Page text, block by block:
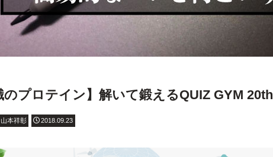
のプロテイン】解いて鍛えるQUIZ GYM 20th
山本祥彰 2018.09.23